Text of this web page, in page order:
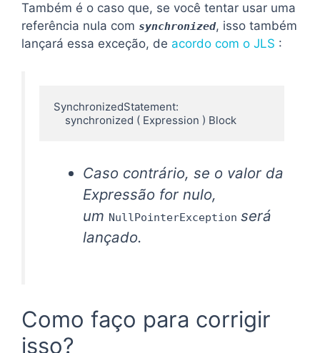
Também é o caso que, se você tentar usar uma
referência nula com synchronized, isso também
lançará essa exceção, de acordo com o JLS :
SynchronizedStatement:
    synchronized ( Expression ) Block
Caso contrário, se o valor da
Expressão for nulo,
um NullPointerException será
lançado.
Como faço para corrigir
isso?